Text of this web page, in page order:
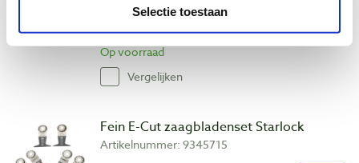
Selectie toestaan
€ 72,50 incl. btw
€ 59,92 excl. btw
Op voorraad
Vergelijken
Fein E-Cut zaagbladenset Starlock
Artikelnummer: 9345715